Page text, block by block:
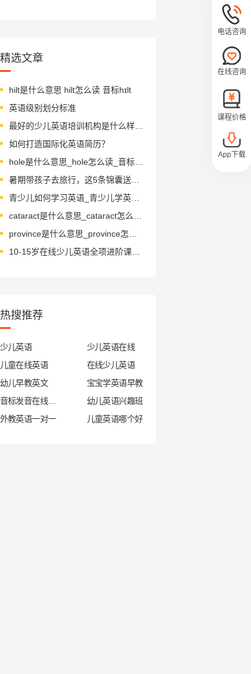
精选文章
hilt是什么意思 hilt怎么读 音标hɪlt
英语级别划分标准
最好的少儿英语培训机构是什么样的？
如何打造国际化英语简历？
hole是什么意思_hole怎么读_音标həʊl
暑期带孩子去旅行，这5条锦囊送给你！
青少儿如何学习英语_青少儿学英语方法
10-15岁在线少儿英语全项进阶课程学习经验分享
热搜推荐
少儿英语
少儿英语在线
儿童在线英语
在线少儿英语
幼儿早教英文
宝宝学英语早教
幼儿英语兴趣班
外教英语一对一
儿童英语哪个好
电话咨询
在线咨询
课程价格
App下载